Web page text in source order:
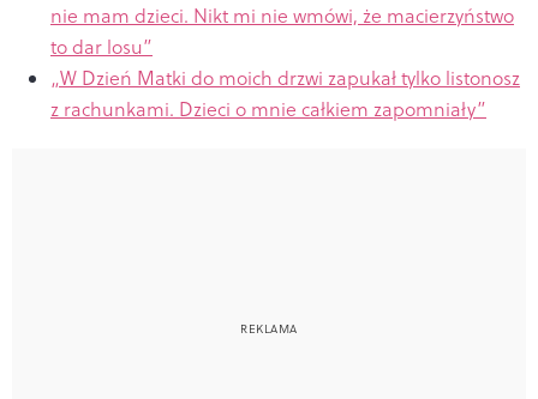
nie mam dzieci. Nikt mi nie wmówi, że macierzyństwo
to dar losu”
„W Dzień Matki do moich drzwi zapukał tylko listonosz
z rachunkami. Dzieci o mnie całkiem zapomniały”